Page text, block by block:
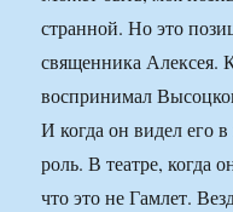
странной. Но это
священника Алексея.
воспринимал
И когда он видел его
роль. В театре, когда
что это не Гамлет.